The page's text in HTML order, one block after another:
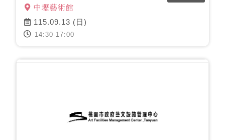
中壢藝術館
115.09.13 (日)
14:30-17:00